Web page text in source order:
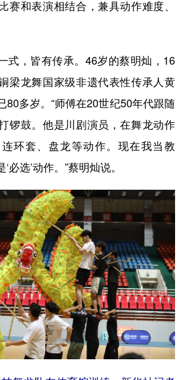
赛和表演相结合，兼具动作难度、
，皆有传承。46岁的蔡明灿，16
梁龙舞国家级非遗代表性传承人黄
80多岁。“师傅在20世纪50年代跟随
锣鼓。他是川剧演员，在舞龙动作
环套、盘龙等动作。现在我当教
必选’动作。”蔡明灿说。